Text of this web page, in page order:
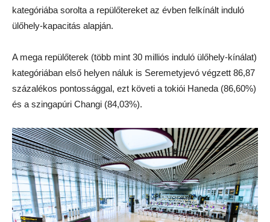
kategóriába sorolta a repülőtereket az évben felkínált induló
ülőhely-kapacitás alapján.
A mega repülőterek (több mint 30 milliós induló ülőhely-kínálat)
kategóriában első helyen náluk is Seremetyjevó végzett 86,87
százalékos pontossággal, ezt követi a tokiói Haneda (86,60%)
és a szingapúri Changi (84,03%).